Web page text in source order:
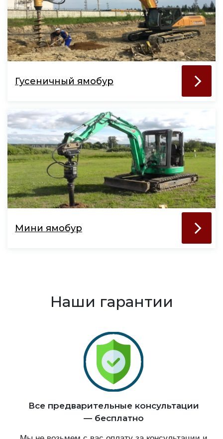
Гусеничный ямобур
Мини ямобур
Наши гарантии
Все предварительные консультации
— бесплатно